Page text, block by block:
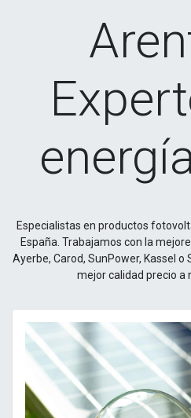
Especialistas en productos
España. Trabajamos con la
Ayerbe, Carod, SunPower, Kassel
mejor calidad precio a